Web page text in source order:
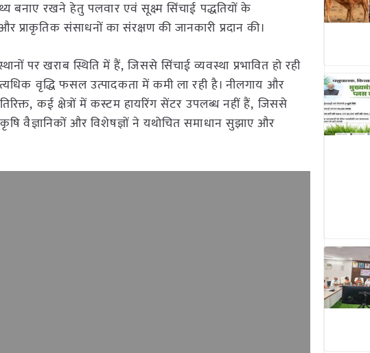
रखने हेतु पलवार एवं सूक्ष्म सिंचाई पद्धतियों के
संसाधनों का संरक्षण की जानकारी प्रदान की।
पर खराब स्थिति में हैं, जिससे सिंचाई व्यवस्था प्रभावित हो रही
वृद्धि फसल उत्पादकता में कमी ला रही है। नीलगाय और
कई क्षेत्रों में कस्टम हायरिंग सेंटर उपलब्ध नहीं हैं, जिससे
वैज्ञानिकों और विशेषज्ञों ने यथोचित समाधान सुझाए और